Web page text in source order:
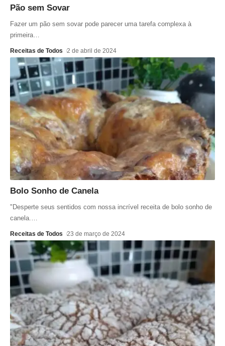
Pão sem Sovar
Fazer um pão sem sovar pode parecer uma tarefa complexa à
primeira
Receitas de Todos 2 de abril de 2024
Bolo Sonho de Canela
"Desperte seus sentidos com nossa incrível receita de bolo sonho de
canela.…
Receitas de Todos 23 de março de 2024